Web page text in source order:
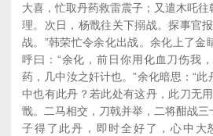
大喜，忙取丹药救雷震子；又遣木吒
理。次日，杨戬往关下搦战。探事官
战。”韩荣忙令余化出战。余化上了金
呼曰：“余化，前日你用化血刀伤我
药，几中汝之奸计也。”余化暗思：“
中也有此丹？若此处有这丹，此刀无
戬。二马相交，刀戟并举，二将酣战
子得了此丹，即时全好了，心中大